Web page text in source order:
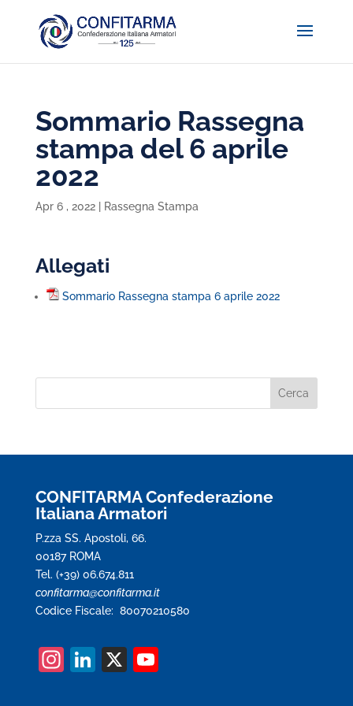
Sommario Rassegna
stampa del 6 aprile
2022
Apr 6 , 2022| Rassegna Stampa
Allegati
Sommario Rassegna stampa 6 aprile 2022
CONFITARMA Confederazione
Italiana Armatori
P.zza SS. Apostoli, 66.
00187 ROMA
Tel. (+39) 06.674.811
confitarma@confitarma.it
Codice Fiscale: 80070210580
In Li X Y